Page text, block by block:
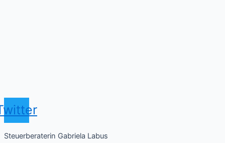
Steuerberaterin Gabriela Labus